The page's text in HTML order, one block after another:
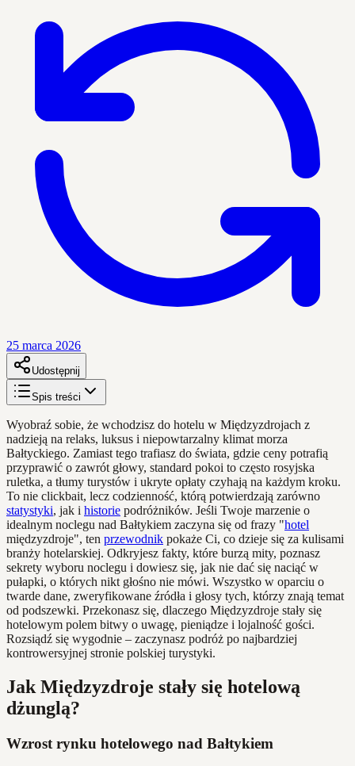
25 marca 2026
Udostępnij
Spis treści
Wyobraź sobie, że wchodzisz do hotelu w Międzyzdrojach z
nadzieją na relaks, luksus i niepowtarzalny klimat morza
Bałtyckiego. Zamiast tego trafiasz do świata, gdzie ceny potrafią
przyprawić o zawrót głowy, standard pokoi to często rosyjska
ruletka, a tłumy turystów i ukryte opłaty czyhają na każdym kroku.
To nie clickbait, lecz codzienność, którą potwierdzają zarówno
statystyki, jak i historie podróżników. Jeśli Twoje marzenie o
idealnym noclegu nad Bałtykiem zaczyna się od frazy "hotel
międzyzdroje", ten przewodnik pokaże Ci, co dzieje się za kulisami
branży hotelarskiej. Odkryjesz fakty, które burzą mity, poznasz
sekrety wyboru noclegu i dowiesz się, jak nie dać się naciąć w
pułapki, o których nikt głośno nie mówi. Wszystko w oparciu o
twarde dane, zweryfikowane źródła i głosy tych, którzy znają temat
od podszewki. Przekonasz się, dlaczego Międzyzdroje stały się
hotelowym polem bitwy o uwagę, pieniądze i lojalność gości.
Rozsiądź się wygodnie – zaczynasz podróż po najbardziej
kontrowersyjnej stronie polskiej turystyki.
Jak Międzyzdroje stały się hotelową
dżunglą?
Wzrost rynku hotelowego nad Bałtykiem